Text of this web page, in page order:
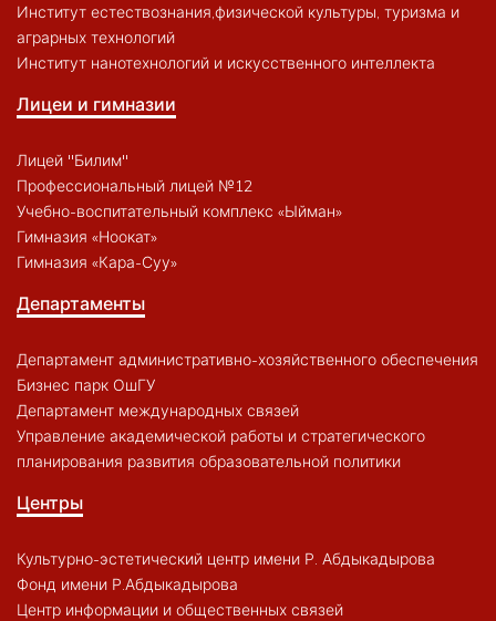
Институт естествознания,физической культуры, туризма и
аграрных технологий
Институт нанотехнологий и искусственного интеллекта
Лицеи и гимназии
Лицей "Билим"
Профессиональный лицей №12
Учебно-воспитательный комплекс «Ыйман»
Гимназия «Ноокат»
Гимназия «Кара-Суу»
Департаменты
Департамент административно-хозяйственного обеспечения
Бизнес парк ОшГУ
Департамент международных связей
Управление академической работы и стратегического
планирования развития образовательной политики
Центры
Культурно-эстетический центр имени Р. Абдыкадырова
Фонд имени Р.Абдыкадырова
Центр информации и общественных связей